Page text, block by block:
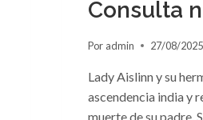
SARA
Consulta
Por admin 27/08/2025
Lady Aislinn y su
ascendencia india y
muerte de su padre.